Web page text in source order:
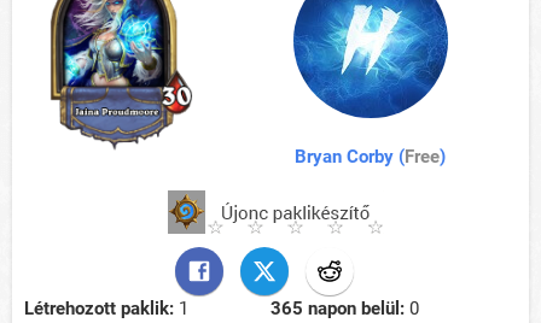
Bryan Corby (Free)
Létrehozott paklik: 1 365 napon belül: 0